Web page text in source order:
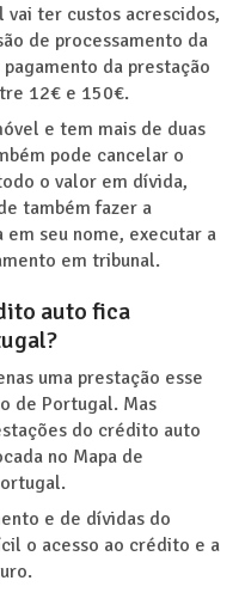
ter custos acrescidos,
de processamento da
da prestação
12€ e 150€.
e tem mais de duas
pode cancelar o
o valor em dívida,
também fazer a
seu nome, executar a
em tribunal.
auto fica
uma prestação esse
de Portugal. Mas
do crédito auto
no Mapa de
e de dívidas do
o acesso ao crédito e a